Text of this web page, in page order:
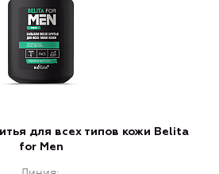
для всех типов кожи Belita
for Men